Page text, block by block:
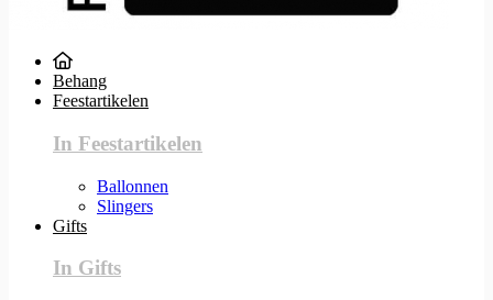
Behang
Feestartikelen
In Feestartikelen
Ballonnen
Slingers
Gifts
In Gifts